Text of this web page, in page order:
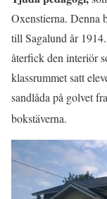
Oxenstierna. Denna
till Sagalund år
återfick den interiör
klassrummet satt
sandlåda på golvet
bokstäverna.